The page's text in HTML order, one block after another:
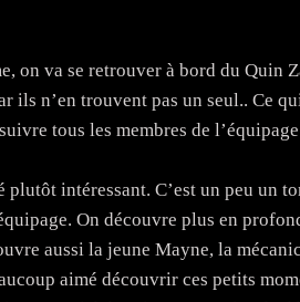
on va se retrouver à bord du
ils n’en trouvent pas un seul.. Ce
tous les membres de
plutôt intéressant. C’est un peu un
On découvre plus en
aussi la jeune Mayne, la
aimé découvrir ces petits